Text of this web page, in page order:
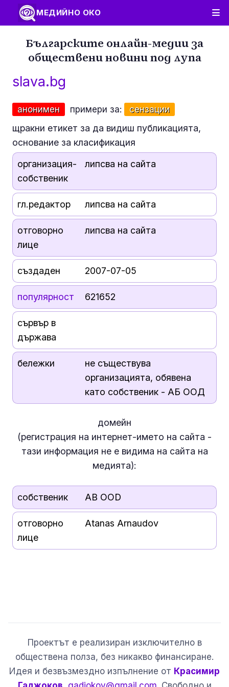
МЕДИЙНО ОКО
Българските онлайн-медии за
обществени новини под лупа
slava.bg
анонимен примери за: сензации
щракни етикет за да видиш публикацията,
основание за класификация
организация-
собственик
липсва на сайта
гл.редактор липсва на сайта
отговорно
лице
липсва на сайта
създаден 2007-07-05
популярност 621652
сървър в
държава
бележки
не съществува
организацията, обявена
като собственик - АБ ООД
домейн
(регистрация на интернет-името на сайта -
тази информация не евидима на сайта на
медията):
собственик AB OOD
отговорно
лице
Atanas Arnaudov
Проектът е реализиран изключително в
обществена полза, без никакво финансиране.
Идея и безвъзмездно изпълнение от Красимир